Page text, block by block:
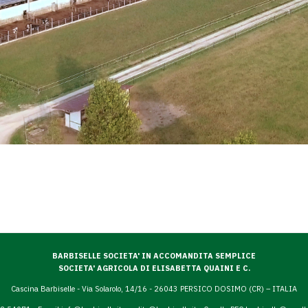
BARBISELLE SOCIETA' IN ACCOMANDITA SEMPLICE
SOCIETA' AGRICOLA DI ELISABETTA QUAINI E C.
Cascina Barbiselle - Via Solarolo, 14/16 - 26043 PERSICO DOSIMO (CR) – ITALIA